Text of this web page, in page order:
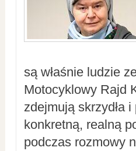
są właśnie ludzie
Motocyklowy Rajd
zdejmują skrzydła
konkretną, realną
podczas rozmowy